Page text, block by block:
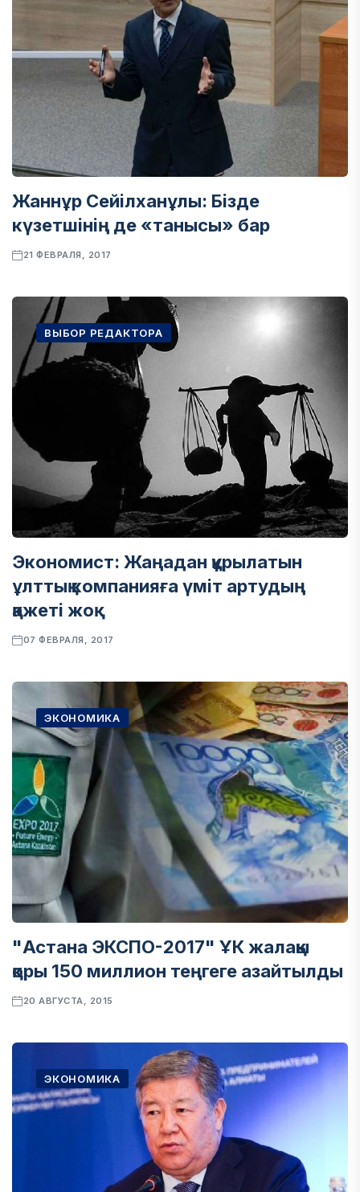
Жаннұр Сейілханұлы: Бізде
күзетшінің де «танысы» бар
21 ФЕВРАЛЯ, 2017
ВЫБОР РЕДАКТОРА
Экономист: Жаңадан құрылатын
ұлттық компанияға үміт артудың
қажеті жоқ
07 ФЕВРАЛЯ, 2017
ЭКОНОМИКА
"Астана ЭКСПО-2017" ҰК жалақы
қоры 150 миллион теңгеге азайтылды
20 АВГУСТА, 2015
ЭКОНОМИКА